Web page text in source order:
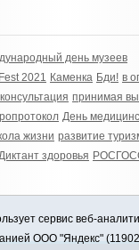
день музеев
2021 Каменка Бди! в
принимая
День
жизни развитие
здоровья
сервис веб-
ООО "Яндекс"